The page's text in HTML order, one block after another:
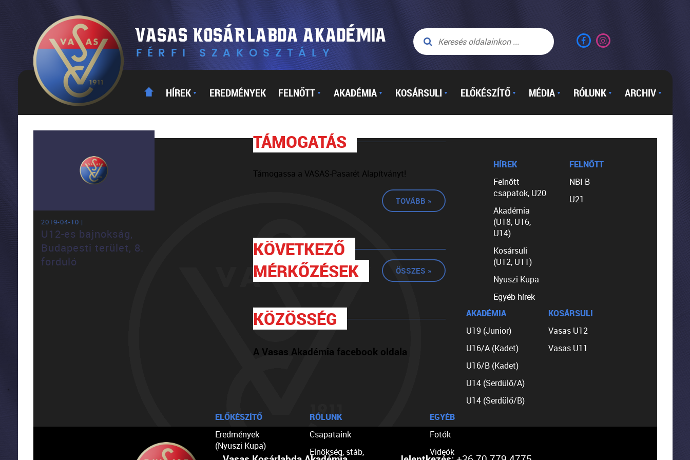
HÍREK ▼ EREDMÉNYEK FELNŐTT ▼ AKADÉMIA ▼ KOSÁRSULI ▼ ELŐKÉSZÍTŐ ▼ MÉDIA ▼ RÓLUNK ▼ ARCHIV ▼
2019-04-10 |
U12-es bajnokság,
Budapesti terület, 8.
forduló
TÁMOGATÁS
Támogassa a VASAS-Pasarét Alapítványt!
TOVÁBB »
KÖVETKEZŐ
MÉRKŐZÉSEK
ÖSSZES »
KÖZÖSSÉG
A Vasas Akadémia facebook oldala
HÍREK
Felnőtt
csapatok, U20
Akadémia
(U18, U16,
U14)
Kosársuli
(U12, U11)
Nyuszi Kupa
Egyéb hírek
FELNŐTT
NBI B
U21
AKADÉMIA
U19 (Junior)
U16/A (Kadet)
U16/B (Kadet)
U14 (Serdülő/A)
U14 (Serdülő/B)
KOSÁRSULI
Vasas U12
Vasas U11
ELŐKÉSZÍTŐ
Eredmények
(Nyuszi Kupa)
RÓLUNK
Csapataink
Elnökség, stáb,
EGYÉB
Fotók
Videók